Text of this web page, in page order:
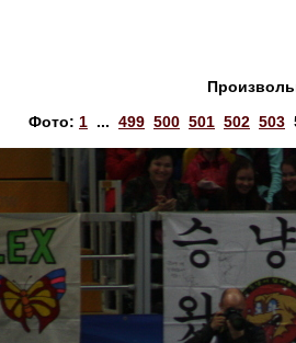
Фото: 1 ... 499 500 501 502 503